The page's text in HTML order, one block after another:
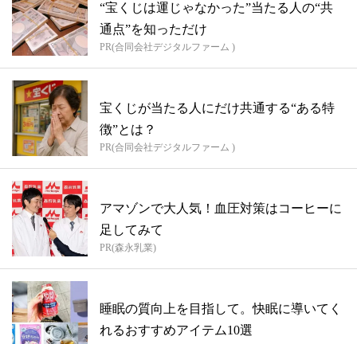
“宝くじは運じゃなかった”当たる人の“共
通点”を知っただけ
PR(合同会社デジタルファーム )
宝くじが当たる人にだけ共通する“ある特
徴”とは？
PR(合同会社デジタルファーム )
アマゾンで大人気！血圧対策はコーヒーに
足してみて
PR(森永乳業)
睡眠の質向上を目指して。快眠に導いてく
れるおすすめアイテム10選